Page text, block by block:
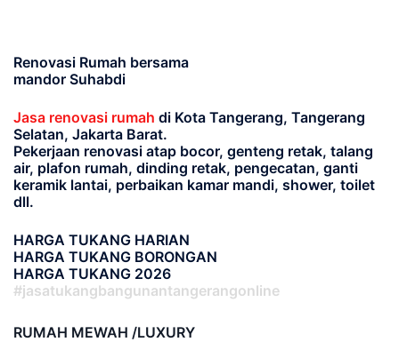
Renovasi Rumah bersama
mandor Suhabdi
Jasa renovasi rumah di Kota Tangerang, Tangerang
Selatan, Jakarta Barat.
Pekerjaan renovasi atap bocor, genteng retak, talang
air, plafon rumah, dinding retak, pengecatan, ganti
keramik lantai, perbaikan kamar mandi, shower, toilet
dll.
HARGA TUKANG HARIAN
HARGA TUKANG BORONGAN
HARGA TUKANG 2026
#jasatukangbangunantangerangonline
RUMAH MEWAH /LUXURY